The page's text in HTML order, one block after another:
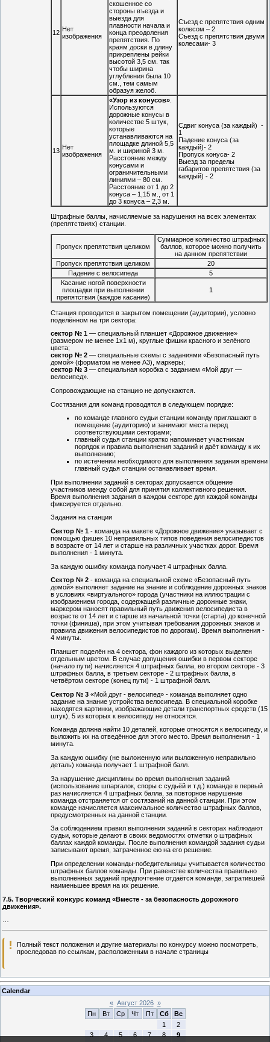
12 Нет
изображения
скошенное со
стороны въезда и
выезда для
плавности начала и
конца преодоления
препятствия. По
краям доски в длину
прикреплены рейки
высотой 3,5 см. так
чтобы ширина
углубления была 10
см., тем самым
образуя желоб.
Съезд с препятствия одним
колесом – 2
Съезд с препятствия двумя
колесами- 3
13 Нет
изображения
«Узор из конусов»
Используются
дорожные конусы в
количестве 5 штук,
которые
устанавливаются на
площадке длиной 5,5
м. и шириной 3 м.
Расстояние между
конусами и
ограничительными
линиями – 80 см.
Расстояние от 1 до 2
конуса – 1,15 м., от 1
до 3 конуса – 2,3 м.
Сдвиг конуса (за каждый) -
1
Падение конуса (за
каждый)- 2
Пропуск конуса- 2
Выезд за пределы
габаритов препятствия (за
каждый) - 2
Штрафные баллы, начисляемые за нарушения на всех элементах
(препятствиях) станции.
Пропуск препятствия целиком
Суммарное количество штрафных
баллов, которое можно получить
на данном препятствии
Пропуск препятствия целиком
20
Падение с велосипеда
5
Касание ногой поверхности
площадки при выполнении
препятствия (каждое касание)
1
Станция проводится в закрытом помещении (аудитории), условно
поделённом на три сектора:
сектор № 1 — специальный планшет «Дорожное движение»
(размером не менее 1х1 м), круглые фишки красного и зелёного
цвета;
сектор № 2 — специальные схемы с заданиями «Безопасный путь
домой» (форматом не менее А3), маркеры;
сектор № 3 — специальная коробка с заданием «Мой друг —
велосипед».
Сопровождающие на станцию не допускаются.
Состязания для команд проводятся в следующем порядке:
по команде главного судьи станции команду приглашают в
помещение (аудиторию) и занимают места перед
соответствующими секторами;
главный судья станции кратко напоминает участникам
порядок и правила выполнения заданий и даёт команду к их
выполнению;
по истечении необходимого для выполнения задания времени
главный судья станции останавливает время.
При выполнении заданий в секторах допускается общение
участников между собой для принятия коллективного решения.
Время выполнения задания в каждом секторе для каждой команды
фиксируется отдельно.
Задания на станции
Сектор № 1 - команда на макете «Дорожное движение» указывает с
помощью фишек 10 неправильных типов поведения велосипедистов
в возрасте от 14 лет и старше на различных участках дорог. Время
выполнения - 1 минута.
За каждую ошибку команда получает 4 штрафных балла.
Сектор № 2 - команда на специальной схеме «Безопасный путь
домой» выполняет задание на знание и соблюдение дорожных знаков
в условиях «виртуального» города (участники на иллюстрации с
изображением города, содержащей различные дорожные знаки,
маркером наносят правильный путь движения велосипедиста в
возрасте от 14 лет и старше из начальной точки (старта) до конечной
точки (финиша), при этом учитывая требования дорожных знаков и
правила движения велосипедистов по дорогам). Время выполнения -
4 минуты.
Планшет поделён на 4 сектора, фон каждого из которых выделен
отдельным цветом. В случае допущения ошибки в первом секторе
(начало пути) начисляется 4 штрафных балла, во втором секторе - 3
штрафных балла, в третьем секторе - 2 штрафных балла, в
четвёртом секторе (конец пути) - 1 штрафной балл.
Сектор № 3 «Мой друг - велосипед» - команда выполняет одно
задание на знание устройства велосипеда. В специальной коробке
находятся картинки, изображающие детали транспортных средств (15
штук), 5 из которых к велосипеду не относятся.
Команда должна найти 10 деталей, которые относятся к велосипеду, и
выложить их на отведённое для этого место. Время выполнения - 1
минута.
За каждую ошибку (не выложенную или выложенную неправильно
деталь) команда получает 1 штрафной балл.
За нарушение дисциплины во время выполнения заданий
(использование шпаргалок, споры с судьёй и т.д.) команде в первый
раз начисляется 4 штрафных балла, за повторное нарушение
команда отстраняется от состязаний на данной станции. При этом
команде начисляется максимальное количество штрафных баллов,
предусмотренных на данной станции.
За соблюдением правил выполнения заданий в секторах наблюдают
судьи, которые делают в своих ведомостях отметки о штрафных
баллах каждой команды. После выполнения командой задания судьи
записывают время, затраченное ею на его решение.
При определении команды-победительницы учитывается количество
штрафных баллов команды. При равенстве количества правильно
выполненных заданий предпочтение отдаётся команде, затратившей
наименьшее время на их решение.
7.5. Творческий конкурс команд «Вместе - за безопасность дорожного
движения».
!
Полный текст положения и другие материалы по конкурсу можно посмотреть,
проследовав по ссылкам, расположенным в начале страницы
Calendar
« Август 2026 »
Пн
Вт Ср Чт Пт Сб
Вс
1
2
3
4 5 6 7 8
9